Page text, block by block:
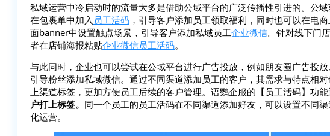
私域运营中冷启动时的流量大多是借助公域平台的广泛传播性引进的。公
在包裹单中加入 员工活码 ，引导客户添加员工领取福利，同时也可以在电
面banner中设置触点场景，引导客户添加私域员工企业微信。针对线下门
者在店铺海报粘贴企业微信员工活码。
与此同时，企业也可以尝试在公域平台进行广告投放，例如朋友圈广告投
引导粉丝添加私域微信。通过不同渠道添加员工的客户，其需求与特点相
上渠道标签，更加方便员工后续的客户管理。语鹦企服的【员工活码】功能
户打上标签。 同一个员工的员工活码在不同渠道添加好友，可以设置不同
化运营。